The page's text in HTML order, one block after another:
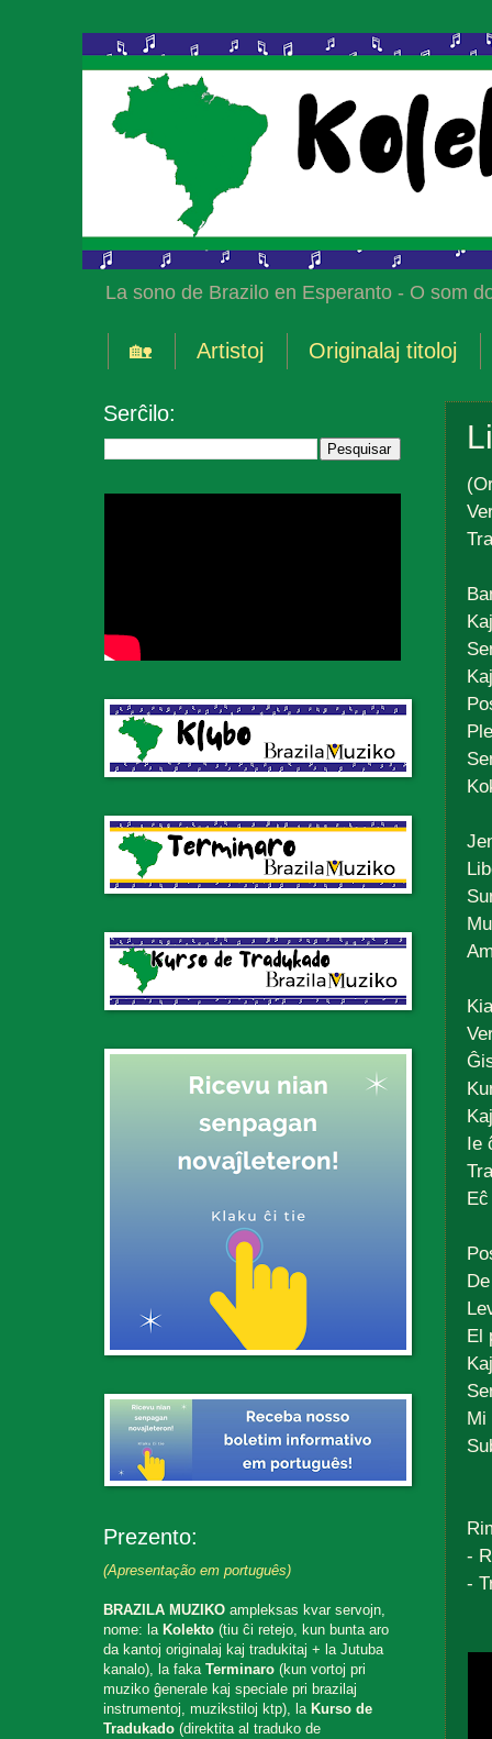
La sono de Brazilo en Esperanto - O som
🏡 Artistoj Originalaj titoloj
Ie
El
Mi
-
-
Serĉilo:
Prezento:
(Apresentação em português)
BRAZILA MUZIKO ampleksas kvar servojn,
nome: la Kolekto (tiu ĉi retejo, kun bunta aro
da kantoj originalaj kaj tradukitaj + la Jutuba
kanalo), la fakaTerminaro (kun vortoj pri
muziko ĝenerale kaj speciale pri brazilaj
instrumentoj, muzikstiloj ktp), la Kurso de
Tradukado (direktita al traduko de